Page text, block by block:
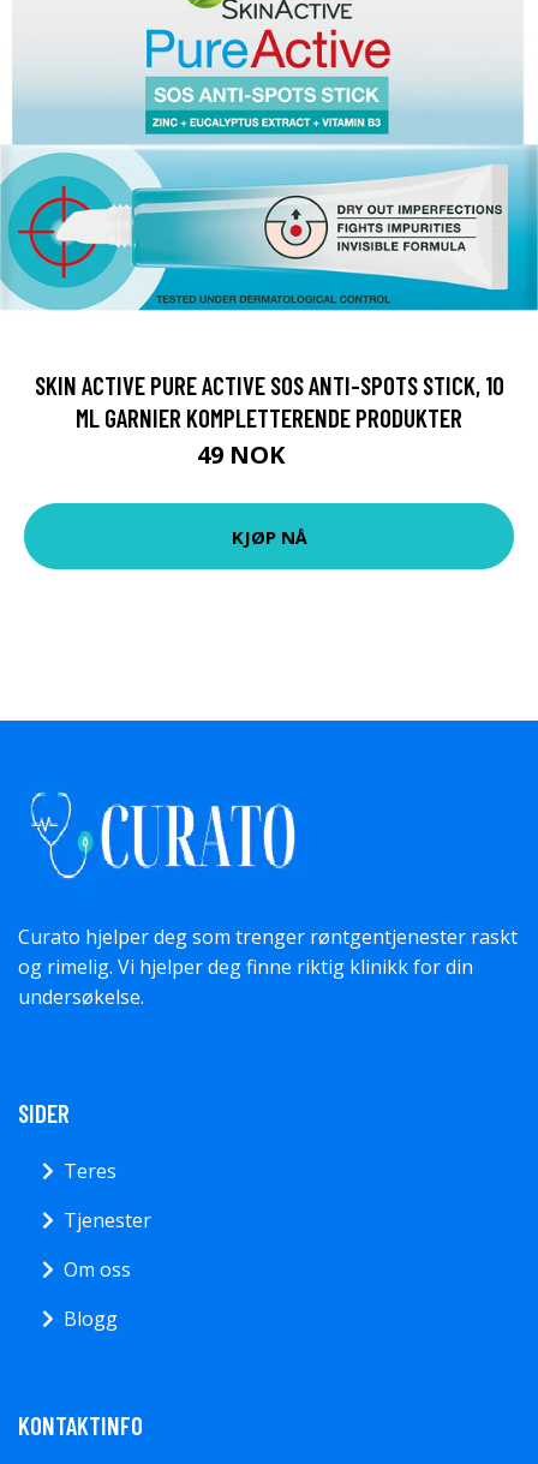
SKIN ACTIVE PURE ACTIVE SOS ANTI-SPOTS STICK, 10
ML GARNIER KOMPLETTERENDE PRODUKTER
49 NOK
KJØP NÅ
Curato hjelper deg som trenger røntgentjenester raskt
og rimelig. Vi hjelper deg finne riktig klinikk for din
undersøkelse.
SIDER
Teres
Tjenester
Om oss
Blogg
KONTAKTINFO